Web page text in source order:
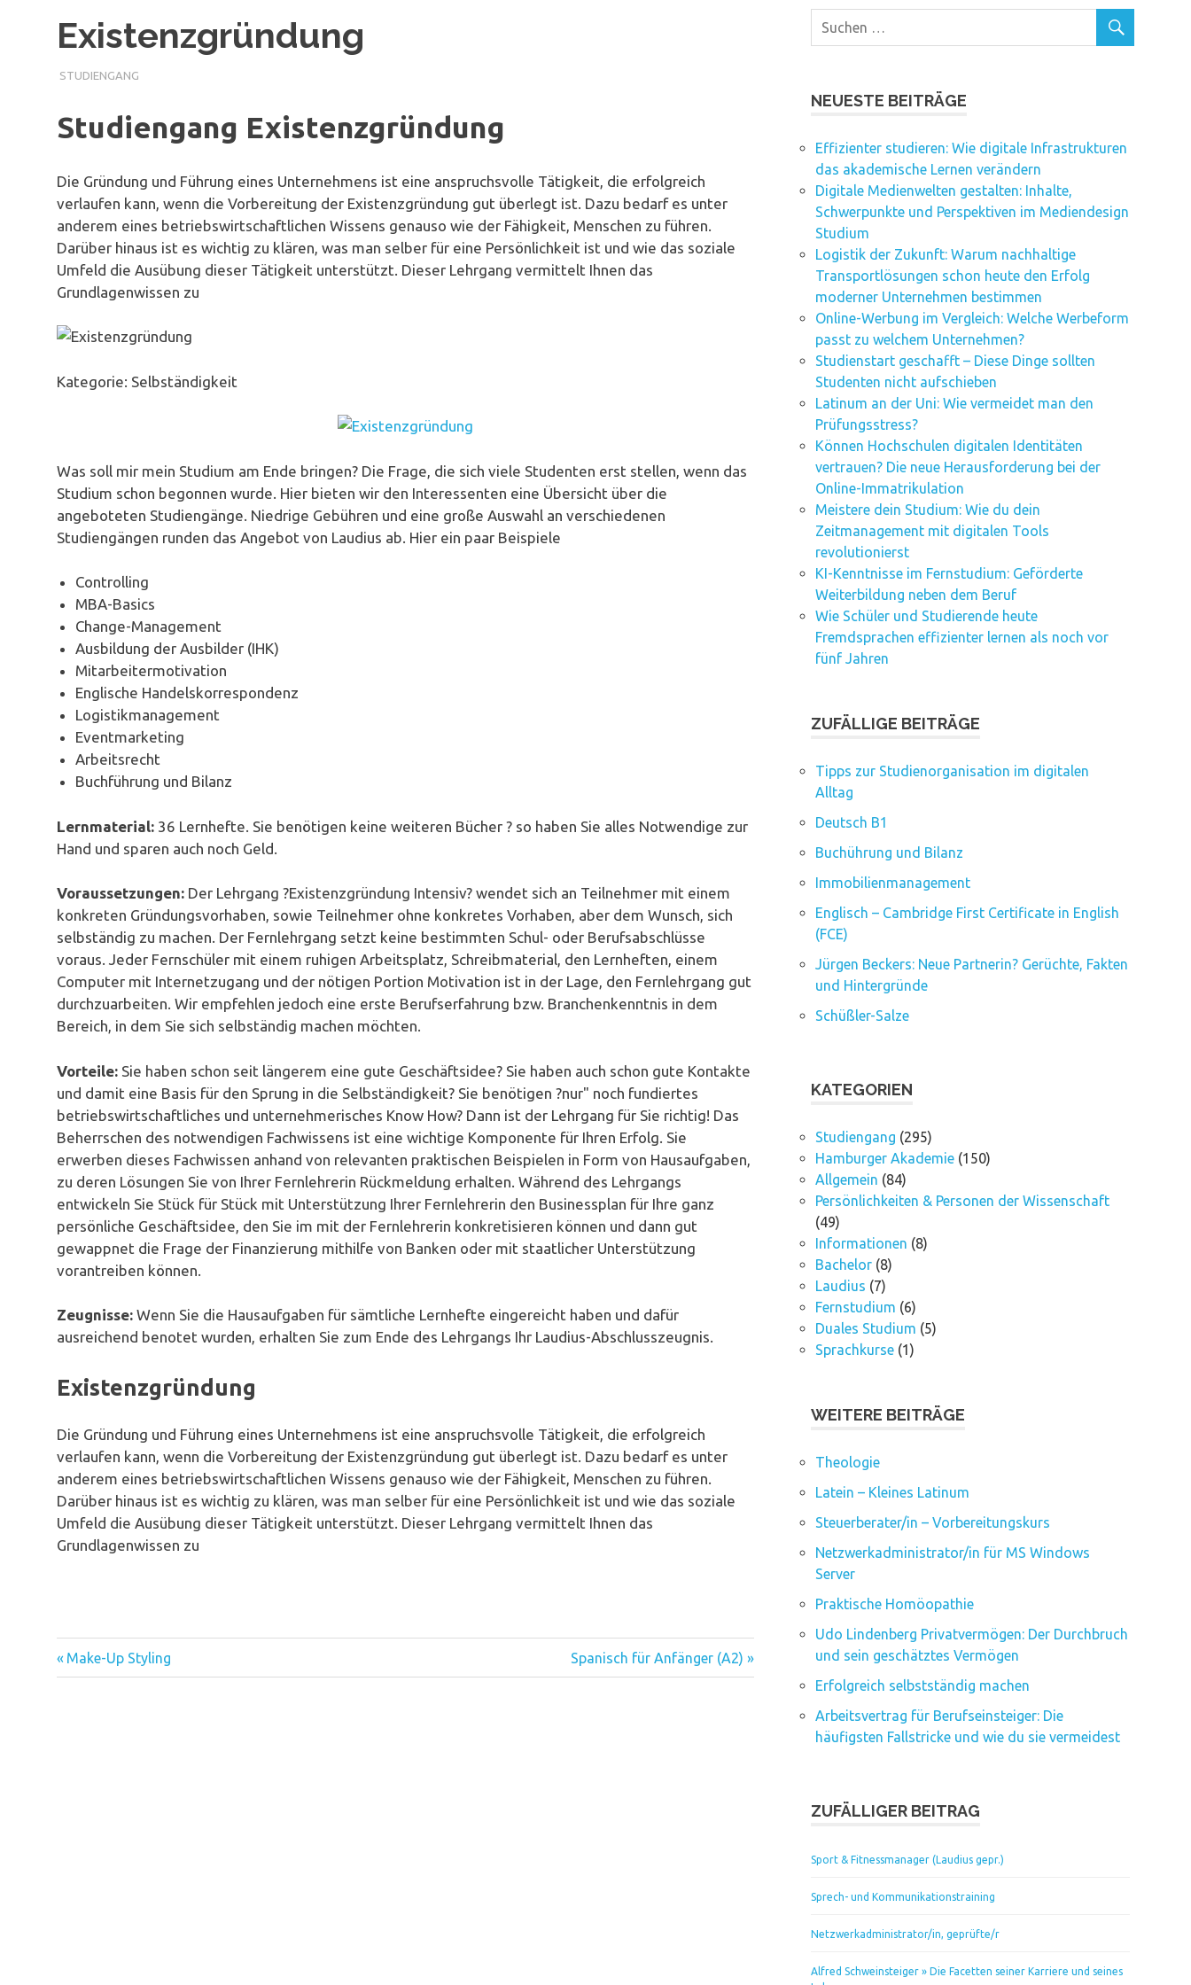
Existenzgründung
STUDIENGANG
Studiengang Existenzgründung
Die Gründung und Führung eines Unternehmens ist eine anspruchsvolle Tätigkeit, die erfolgreich
verlaufen kann, wenn die Vorbereitung der Existenzgründung gut überlegt ist. Dazu bedarf es unter
anderem eines betriebswirtschaftlichen Wissens genauso wie der Fähigkeit, Menschen zu führen.
Darüber hinaus ist es wichtig zu klären, was man selber für eine Persönlichkeit ist und wie das soziale
Umfeld die Ausübung dieser Tätigkeit unterstützt. Dieser Lehrgang vermittelt Ihnen das
Grundlagenwissen zu
Kategorie: Selbständigkeit
Was soll mir mein Studium am Ende bringen? Die Frage, die sich viele Studenten erst stellen, wenn das
Studium schon begonnen wurde. Hier bieten wir den Interessenten eine Übersicht über die
angeboteten Studiengänge. Niedrige Gebühren und eine große Auswahl an verschiedenen
Studiengängen runden das Angebot von Laudius ab. Hier ein paar Beispiele
Controlling
MBA-Basics
Change-Management
Ausbildung der Ausbilder (IHK)
Mitarbeitermotivation
Englische Handelskorrespondenz
Logistikmanagement
Eventmarketing
Arbeitsrecht
Buchführung und Bilanz
Lernmaterial: 36 Lernhefte. Sie benötigen keine weiteren Bücher ? so haben Sie alles Notwendige zur
Hand und sparen auch noch Geld.
Voraussetzungen: Der Lehrgang ?Existenzgründung Intensiv? wendet sich an Teilnehmer mit einem
konkreten Gründungsvorhaben, sowie Teilnehmer ohne konkretes Vorhaben, aber dem Wunsch, sich
selbständig zu machen. Der Fernlehrgang setzt keine bestimmten Schul- oder Berufsabschlüsse
voraus. Jeder Fernschüler mit einem ruhigen Arbeitsplatz, Schreibmaterial, den Lernheften, einem
Computer mit Internetzugang und der nötigen Portion Motivation ist in der Lage, den Fernlehrgang gut
durchzuarbeiten. Wir empfehlen jedoch eine erste Berufserfahrung bzw. Branchenkenntnis in dem
Bereich, in dem Sie sich selbständig machen möchten.
Vorteile: Sie haben schon seit längerem eine gute Geschäftsidee? Sie haben auch schon gute Kontakte
und damit eine Basis für den Sprung in die Selbständigkeit? Sie benötigen ?nur" noch fundiertes
betriebswirtschaftliches und unternehmerisches Know How? Dann ist der Lehrgang für Sie richtig! Das
Beherrschen des notwendigen Fachwissens ist eine wichtige Komponente für Ihren Erfolg. Sie
erwerben dieses Fachwissen anhand von relevanten praktischen Beispielen in Form von Hausaufgaben,
zu deren Lösungen Sie von Ihrer Fernlehrerin Rückmeldung erhalten. Während des Lehrgangs
entwickeln Sie Stück für Stück mit Unterstützung Ihrer Fernlehrerin den Businessplan für Ihre ganz
persönliche Geschäftsidee, den Sie im mit der Fernlehrerin konkretisieren können und dann gut
gewappnet die Frage der Finanzierung mithilfe von Banken oder mit staatlicher Unterstützung
vorantreiben können.
Zeugnisse: Wenn Sie die Hausaufgaben für sämtliche Lernhefte eingereicht haben und dafür
ausreichend benotet wurden, erhalten Sie zum Ende des Lehrgangs Ihr Laudius-Abschlusszeugnis.
Existenzgründung
Die Gründung und Führung eines Unternehmens ist eine anspruchsvolle Tätigkeit, die erfolgreich
verlaufen kann, wenn die Vorbereitung der Existenzgründung gut überlegt ist. Dazu bedarf es unter
anderem eines betriebswirtschaftlichen Wissens genauso wie der Fähigkeit, Menschen zu führen.
Darüber hinaus ist es wichtig zu klären, was man selber für eine Persönlichkeit ist und wie das soziale
Umfeld die Ausübung dieser Tätigkeit unterstützt. Dieser Lehrgang vermittelt Ihnen das
Grundlagenwissen zu
Beitragsnavigation
Vorheriger
Beitrag:
Make-Up Styling
Nächster
Beitrag:
Spanisch für Anfänger (A2)
NEUESTE BEITRÄGE
Effizienter studieren: Wie digitale Infrastrukturen
das akademische Lernen verändern
Digitale Medienwelten gestalten: Inhalte,
Schwerpunkte und Perspektiven im Mediendesign
Studium
Logistik der Zukunft: Warum nachhaltige
Transportlösungen schon heute den Erfolg
moderner Unternehmen bestimmen
Online-Werbung im Vergleich: Welche Werbeform
passt zu welchem Unternehmen?
Studienstart geschafft – Diese Dinge sollten
Studenten nicht aufschieben
Latinum an der Uni: Wie vermeidet man den
Prüfungsstress?
Können Hochschulen digitalen Identitäten
vertrauen? Die neue Herausforderung bei der
Online-Immatrikulation
Meistere dein Studium: Wie du dein
Zeitmanagement mit digitalen Tools
revolutionierst
KI-Kenntnisse im Fernstudium: Geförderte
Weiterbildung neben dem Beruf
Wie Schüler und Studierende heute
Fremdsprachen effizienter lernen als noch vor
fünf Jahren
ZUFÄLLIGE BEITRÄGE
Tipps zur Studienorganisation im digitalen
Alltag
Deutsch B1
Buchührung und Bilanz
Immobilienmanagement
Englisch – Cambridge First Certificate in English
(FCE)
Jürgen Beckers: Neue Partnerin? Gerüchte, Fakten
und Hintergründe
Schüßler-Salze
KATEGORIEN
Studiengang (295)
Hamburger Akademie (150)
Allgemein (84)
Persönlichkeiten & Personen der Wissenschaft
(49)
Informationen (8)
Bachelor (8)
Laudius (7)
Fernstudium (6)
Duales Studium (5)
Sprachkurse (1)
WEITERE BEITRÄGE
Theologie
Latein – Kleines Latinum
Steuerberater/in – Vorbereitungskurs
Netzwerkadministrator/in für MS Windows
Server
Praktische Homöopathie
Udo Lindenberg Privatvermögen: Der Durchbruch
und sein geschätztes Vermögen
Erfolgreich selbstständig machen
Arbeitsvertrag für Berufseinsteiger: Die
häufigsten Fallstricke und wie du sie vermeidest
ZUFÄLLIGER BEITRAG
Sport & Fitnessmanager (Laudius gepr.)
Sprech- und Kommunikationstraining
Netzwerkadministrator/in, geprüfte/r
Alfred Schweinsteiger » Die Facetten seiner Karriere und seines